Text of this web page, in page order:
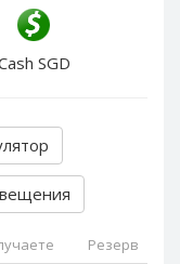
SGD
Резерв
CZK
NZD
NOK
PLN
SGD